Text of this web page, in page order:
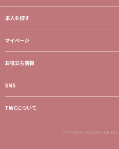
求人を探す
マイページ
お役立ち情報
SNS
TWCについて
COPYRIGHT © STAFF